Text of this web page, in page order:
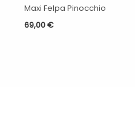
Maxi Felpa Pinocchio
69,00€